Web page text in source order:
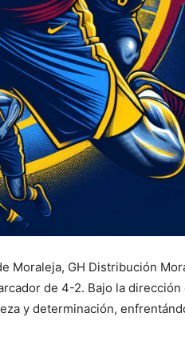
Moraleja, GH Distribución
de 4-2. Bajo la dirección
y determinación,